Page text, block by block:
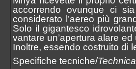
accorrendo ovunque ci
considerato l’aereo più
Solo il gigantesco
vantare un’apertura alare
Inoltre, essendo costruito di
Specifiche tecniche/